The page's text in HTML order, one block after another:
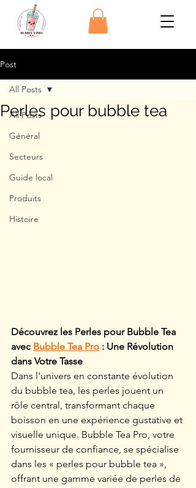
Post
All Posts
Général
Secteurs
Guide local
Produits
Histoire
All Posts
Perles pour bubble tea
Découvrez les Perles pour Bubble Tea
avec Bubble Tea Pro : Une Révolution
dans Votre Tasse
Dans l'univers en constante évolution
du bubble tea, les perles jouent un
rôle central, transformant chaque
boisson en une expérience gustative et
visuelle unique. Bubble Tea Pro, votre
fournisseur de confiance, se spécialise
dans les « perles pour bubble tea »,
offrant une gamme variée de perles de